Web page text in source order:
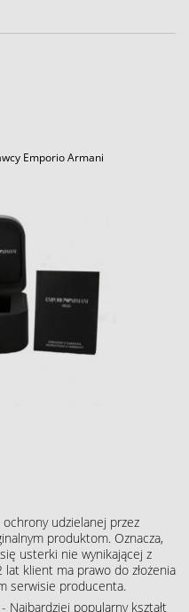
Emporio Armani
udzielanej przez
produktom. Oznacza,
usterki nie wynikającej z
klient ma prawo do złożenia
serwisie producenta.
- Najbardziej popularny kształt